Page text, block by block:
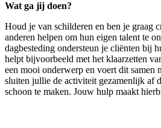
Wat ga jij doen?
Houd je van schilderen en ben je graag
anderen helpen om hun eigen talent te
dagbesteding ondersteun je cliënten bij
helpt bijvoorbeeld met het klaarzetten
een mooi onderwerp en voert dit samen
sluiten jullie de activiteit gezamenlijk af
schoon te maken. Jouw hulp maakt